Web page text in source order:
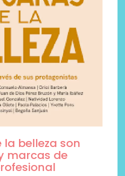
la belleza son
marcas de